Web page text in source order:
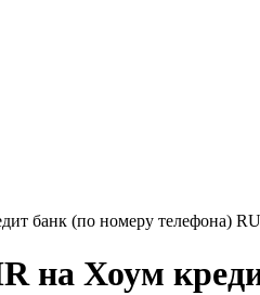
банк (по номеру телефона)
на Хоум